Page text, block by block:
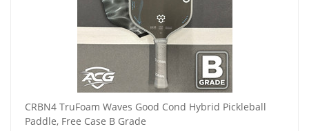
CRBN4 TruFoam Waves Good Cond Hybrid Pickleball
Paddle, Free Case B Grade